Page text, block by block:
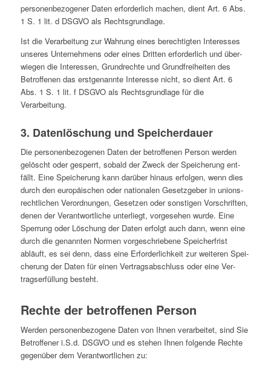
per­so­nen­be­zo­ge­ner Daten erfor­der­lich machen, dient Art. 6 Abs.
1 S. 1 lit. d DSGVO als Rechtsgrundlage.
Ist die Ver­ar­bei­tung zur Wahrung eines berech­tig­ten Inter­es­ses
unseres Unter­neh­mens oder eines Dritten erfor­der­lich und über­
wie­gen die Inter­es­sen, Grund­rechte und Grund­frei­hei­ten des
Betrof­fe­nen das erst­ge­nannte Inter­esse nicht, so dient Art. 6
Abs. 1 S. 1 lit. f DSGVO als Rechts­grund­lage für die
Verarbeitung.
3. Daten­lö­schung und Speicherdauer
Die per­so­nen­be­zo­ge­nen Daten der betrof­fe­nen Person werden
gelöscht oder gesperrt, sobald der Zweck der Spei­che­rung ent­
fällt. Eine Spei­che­rung kann darüber hinaus erfol­gen, wenn dies
durch den euro­päi­schen oder natio­na­len Gesetz­ge­ber in uni­ons­
recht­li­chen Ver­ord­nun­gen, Geset­zen oder sons­ti­gen Vor­schrif­ten,
denen der Ver­ant­wort­li­che unter­liegt, vor­ge­se­hen wurde. Eine
Sper­rung oder Löschung der Daten erfolgt auch dann, wenn eine
durch die genann­ten Normen vor­ge­schrie­bene Spei­cher­frist
abläuft, es sei denn, dass eine Erfor­der­lich­keit zur wei­te­ren Spei­
che­rung der Daten für einen Ver­trags­ab­schluss oder eine Ver­
trags­er­fül­lung besteht.
Rechte der betrof­fe­nen Person
Werden per­so­nen­be­zo­gene Daten von Ihnen ver­ar­bei­tet, sind Sie
Betrof­fe­ner i.S.d. DSGVO und es stehen Ihnen fol­gende Rechte
gegen­über dem Ver­ant­wort­li­chen zu: